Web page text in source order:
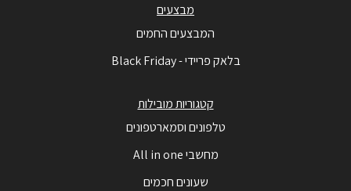
מבצעים
המבצעים החמים
בלאק פריידי - Black Friday
קטגוריות מובילות
טלפונים וסמארטפונים
מחשבי All in one
שעונים חכמים